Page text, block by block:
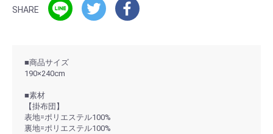
SHARE
■商品サイズ
190×240cm
■素材
【掛布団】
表地=ポリエステル100%
裏地=ポリエステル100%